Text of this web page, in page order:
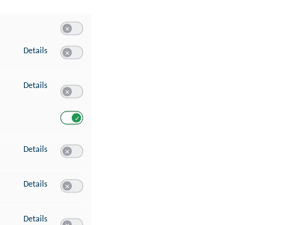
Details zu Speichern von oder Zugriff auf Informationen auf einem Endgerät
Details zu Verwendung reduzierter Daten zur Auswahl von Werbeanzeigen
Details zu Erstellung von Profilen für personalisierte Werbung
Details zu Verwendung von Profilen zur Auswahl personalisierter Werbung
Details zu Messung der Werbeleistung